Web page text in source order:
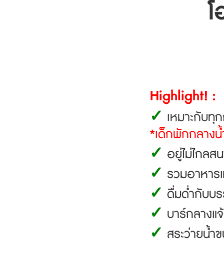
Highlight! :
✓ เหมาะกับ
*เด็กพักกลาง
✓ อยู่ไม่ไกล
✓ รวมอาหา
✓ ดื่มด่ำกับบ
✓ บาร์กลาง
✓ สระว่ายน้